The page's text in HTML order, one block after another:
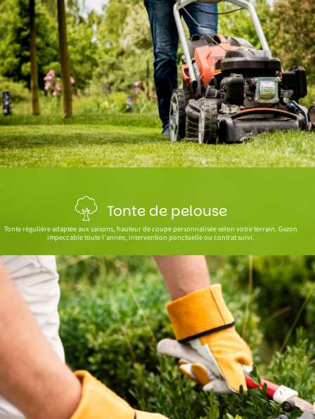
Tonte de pelouse
Tonte régulière adaptée aux saisons, hauteur de coupe personnalisée selon votre terrain. Gazon
impeccable toute l'année, intervention ponctuelle ou contrat suivi.